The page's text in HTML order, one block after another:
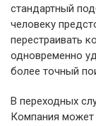
стандартный
человеку
перестраивать
одновременно
более точный
В переходных
Компания может